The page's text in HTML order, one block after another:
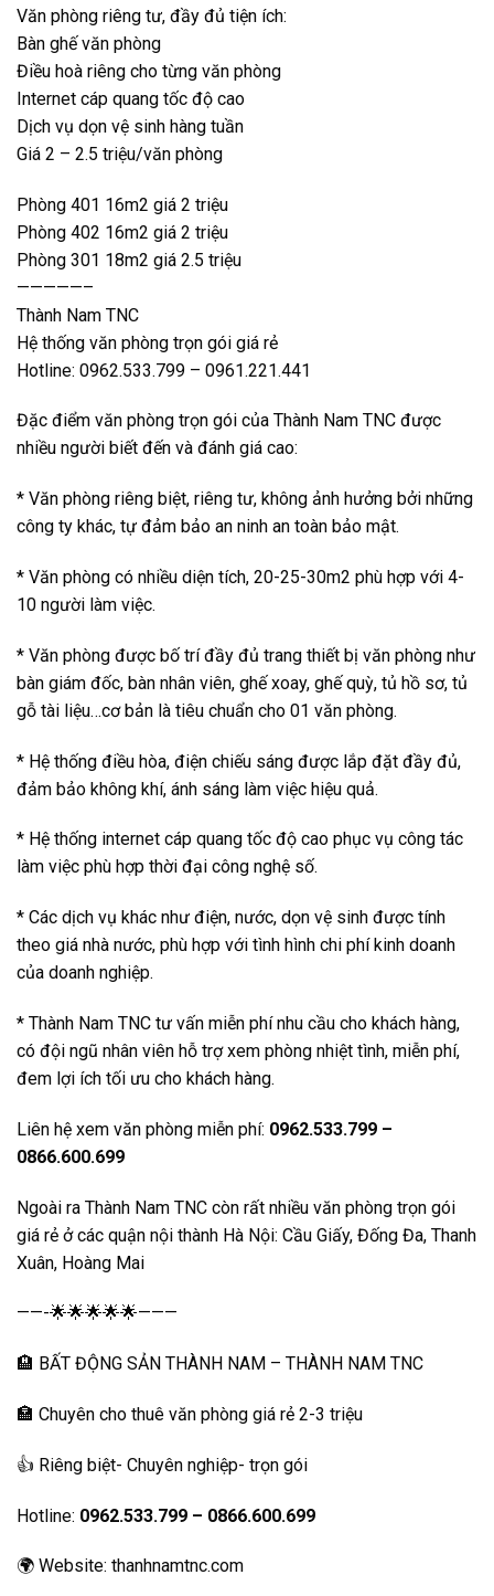
Văn phòng riêng tư, đầy đủ tiện ích:
Bàn ghế văn phòng
Điều hoà riêng cho từng văn phòng
Internet cáp quang tốc độ cao
Dịch vụ dọn vệ sinh hàng tuần
Giá 2 – 2.5 triệu/văn phòng
Phòng 401 16m2 giá 2 triệu
Phòng 402 16m2 giá 2 triệu
Phòng 301 18m2 giá 2.5 triệu
—————–
Thành Nam TNC
Hệ thống văn phòng trọn gói giá rẻ
Hotline: 0962.533.799 – 0961.221.441
Đặc điểm văn phòng trọn gói của Thành Nam TNC được
nhiều người biết đến và đánh giá cao:
* Văn phòng riêng biệt, riêng tư, không ảnh hưởng bởi những
công ty khác, tự đảm bảo an ninh an toàn bảo mật.
* Văn phòng có nhiều diện tích, 20-25-30m2 phù hợp với 4-
10 người làm việc.
* Văn phòng được bố trí đầy đủ trang thiết bị văn phòng như
bàn giám đốc, bàn nhân viên, ghế xoay, ghế quỳ, tủ hồ sơ, tủ
gỗ tài liệu…cơ bản là tiêu chuẩn cho 01 văn phòng.
* Hệ thống điều hòa, điện chiếu sáng được lắp đặt đầy đủ,
đảm bảo không khí, ánh sáng làm việc hiệu quả.
* Hệ thống internet cáp quang tốc độ cao phục vụ công tác
làm việc phù hợp thời đại công nghệ số.
* Các dịch vụ khác như điện, nước, dọn vệ sinh được tính
theo giá nhà nước, phù hợp với tình hình chi phí kinh doanh
của doanh nghiệp.
* Thành Nam TNC tư vấn miễn phí nhu cầu cho khách hàng,
có đội ngũ nhân viên hỗ trợ xem phòng nhiệt tình, miễn phí,
đem lợi ích tối ưu cho khách hàng.
Liên hệ xem văn phòng miễn phí: 0962.533.799 –
0866.600.699
Ngoài ra Thành Nam TNC còn rất nhiều văn phòng trọn gói
giá rẻ ở các quận nội thành Hà Nội: Cầu Giấy, Đống Đa, Thanh
Xuân, Hoàng Mai
——-🌟🌟🌟🌟🌟———
🏨 BẤT ĐỘNG SẢN THÀNH NAM – THÀNH NAM TNC
🏣 Chuyên cho thuê văn phòng giá rẻ 2-3 triệu
👍 Riêng biệt- Chuyên nghiệp- trọn gói
Hotline: 0962.533.799 – 0866.600.699
🌍 Website: thanhnamtnc.com